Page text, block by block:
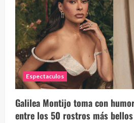
Espectaculos
Galilea Montijo toma con
entre los 50 rostros más bellos